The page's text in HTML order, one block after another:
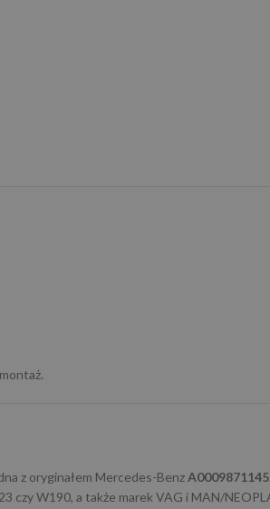
z oryginałem Mercedes-BenzA0009871145
czy W190, a także marek VAG i MAN/